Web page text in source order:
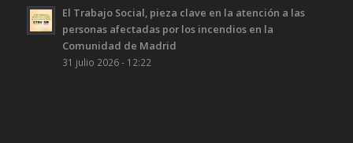
El Trabajo Social, pieza clave en la atención a las
personas afectadas por los incendios en la
Comunidad de Madrid
31 julio 2026 - 12:22